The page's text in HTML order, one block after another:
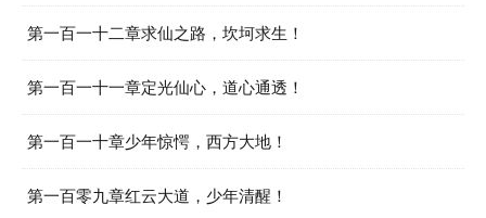
第一百一十二章求仙之路，坎坷求生！
第一百一十一章定光仙心，道心通透！
第一百一十章少年惊愕，西方大地！
第一百零九章红云大道，少年清醒！